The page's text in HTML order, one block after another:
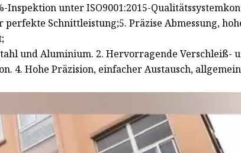
unter ISO9001:2015-
Schnittleistung;5. Präzise Abmessung,
und Aluminium. 2. Hervorragende Verschleiß-
4. Hohe Präzision, einfacher Austausch,